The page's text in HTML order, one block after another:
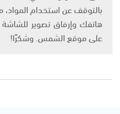
بالتوقف عن استخدام
هاتفك وإرفاق تصوير
على موقع الشمس. وشكرًا!